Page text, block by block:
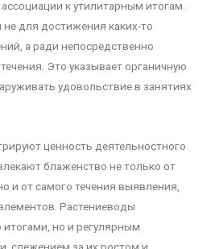
к утилитарным итогам.
для достижения каких-то
а ради непосредственно
Это указывает органичную
удовольствие в занятиях
ценность деятельностного
блаженство не только от
и от самого течения выявления,
Растениеводы
но и регулярным
слежением за их ростом и